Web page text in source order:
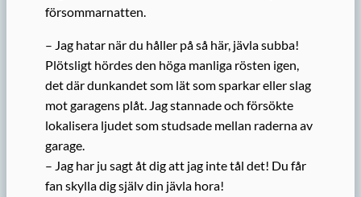
försommarnatten.
– Jag hatar när du håller på så här, jävla subba!
Plötsligt hördes den höga manliga rösten igen,
det där dunkandet som lät som sparkar eller slag
mot garagens plåt. Jag stannade och försökte
lokalisera ljudet som studsade mellan raderna av
garage.
– Jag har ju sagt åt dig att jag inte tål det! Du får
fan skylla dig själv din jävla hora!